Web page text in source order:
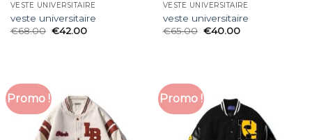
VESTE UNIVERSITAIRE
veste universitaire
€68.00 €42.00
VESTE UNIVERSITAIRE
veste universitaire
€65.00 €40.00
Promo ! Promo !